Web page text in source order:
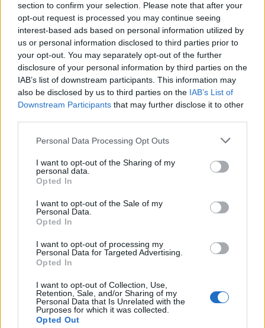
section to confirm your selection. Please note that after your
opt-out request is processed you may continue seeing
interest-based ads based on personal information utilized by
us or personal information disclosed to third parties prior to
your opt-out. You may separately opt-out of the further
disclosure of your personal information by third parties on the
IAB’s list of downstream participants. This information may
also be disclosed by us to third parties on the IAB’s List of
Downstream Participants that may further disclose it to other
Personal Data Processing Opt Outs
I want to opt-out of the Sharing of my
personal data.
Opted In
I want to opt-out of the Sale of my
Personal Data.
Opted In
I want to opt-out of processing my
Personal Data for Targeted Advertising.
Opted In
I want to opt-out of Collection, Use,
Retention, Sale, and/or Sharing of my
Personal Data that Is Unrelated with the
Purposes for which it was collected.
Opted Out
MAGLIFICIO
SEGATO DI
ANNALISA E GIAN
LUCA SNC
non pervenuto
Castiglione delle
Stiviere
CORNO FABRICS
non pervenuto Bernareggio
BESANI S.R.L.
TESSITURA
MIFER S.R.L.'
2-5 milioni Busto Arsizio
MAGLIERIA GINA
5-10 milioni Busto Arsizio
BRUGNOLI
GIOVANNI S.P.A.
10-25 milioni Busto Arsizio
S.P.A. UNICO
SOCIO
50-100 milioni